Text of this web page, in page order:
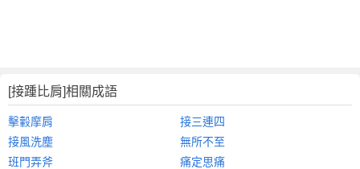
[接踵比肩]相關成語
擊轂摩肩
接三連四
接風洗塵
無所不至
班門弄斧
痛定思痛